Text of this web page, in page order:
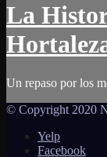
La
Un repaso por los
© Copyright 2020
Yelp
Facebook